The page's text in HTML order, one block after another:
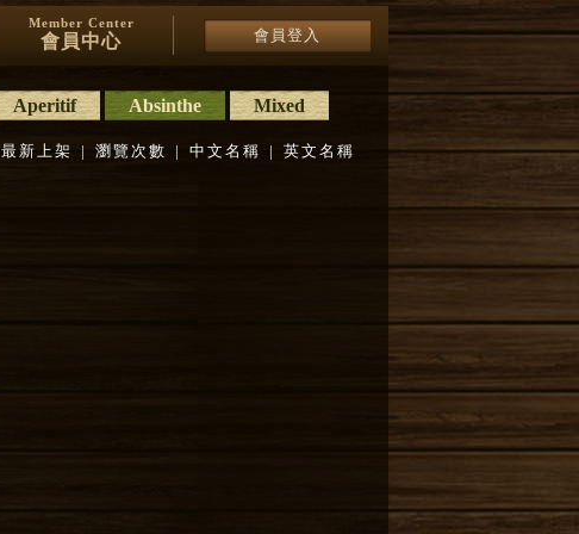
Member Center
會員中心 會員登入
Aperitif Absinthe Mixed
最新上架 | 瀏覽次數 | 中文名稱 | 英文名稱